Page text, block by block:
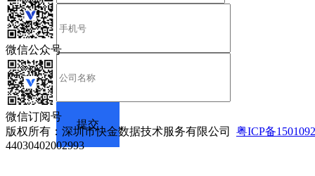
微信公众号
微信订阅号
版权所有：深圳市快金数据技术服务有限公司 粤ICP备
44030402002993